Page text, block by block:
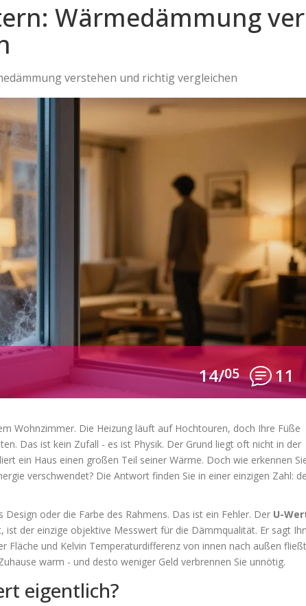
Wärmedämmung
verstehen und richtig vergleichen
14/05 11
Wohnzimmer. Die Heizung läuft auf Hochtouren, doch Ihre Füße
Das ist kein Zufall - es ist Physik. Der Grund liegt oft nicht in der
ein Haus einen großen Teil seiner Wärme. Doch wie erkennen
verschwendet? Die Antwort finden Sie in einer einzigen Zahl:
oder die Farbe des Rahmens. Das ist ein Fehler. Der U-
, ist der einzige objektive Messwert für die Dämmqualität. Er sagt
Fläche und Kelvin Temperaturdifferenz von innen nach außen
warm - und desto weniger Geld verbrennen Sie unnötig.
eigentlich?